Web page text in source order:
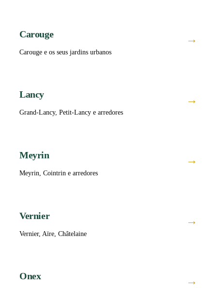
Carouge
Carouge e os seus jardins urbanos
→
Lancy
Grand-Lancy, Petit-Lancy e arredores
→
Meyrin
Meyrin, Cointrin e arredores
→
Vernier
Vernier, Aïre, Châtelaine
→
Onex →